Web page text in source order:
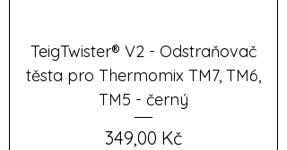
TeigTwister® V2 - Odstraňovač
těsta pro Thermomix TM7, TM6,
TM5 - černý
Cena
349,00 Kč